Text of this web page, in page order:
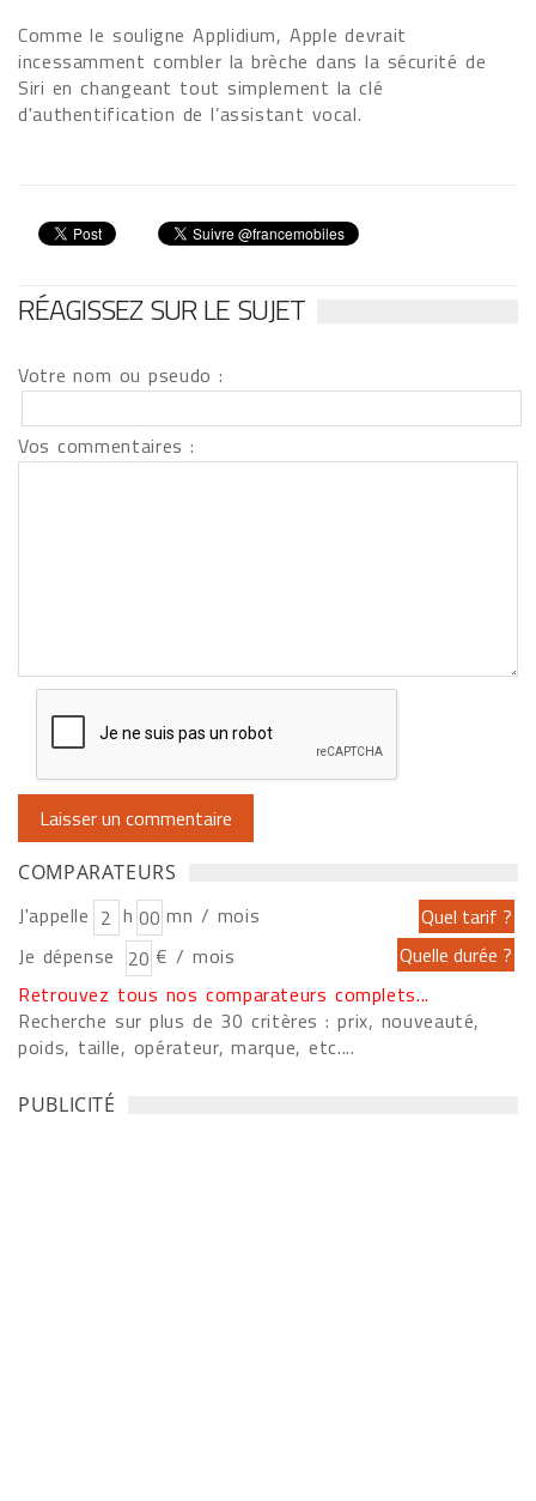
Comme le souligne Applidium, Apple devrait
incessamment combler la brèche dans la sécurité de
Siri en changeant tout simplement la clé
d'authentification de l’assistant vocal.
RÉAGISSEZ SUR LE SUJET
Votre nom ou pseudo :
Vos commentaires :
COMPARATEURS
J'appelle h
mn / mois
Je dépense
€ / mois
Retrouvez tous nos comparateurs complets...
Recherche sur plus de 30 critères : prix, nouveauté,
poids, taille, opérateur, marque, etc....
PUBLICITÉ